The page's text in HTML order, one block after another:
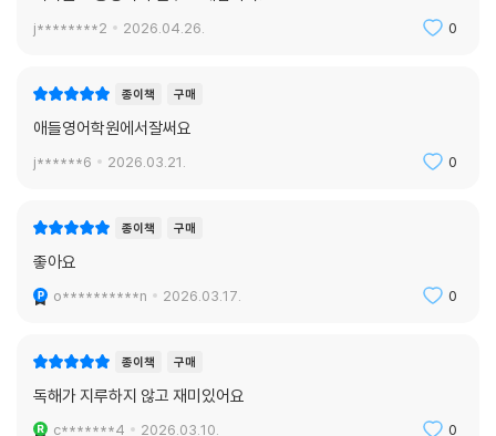
j********2 2026.04.26. 0
종이책 구매
애들영어학원에서잘써요
j******6 2026.03.21. 0
종이책 구매
좋아요
o**********n 2026.03.17. 0
종이책 구매
독해가 지루하지 않고 재미있어요
c*******4 2026.03.10. 0